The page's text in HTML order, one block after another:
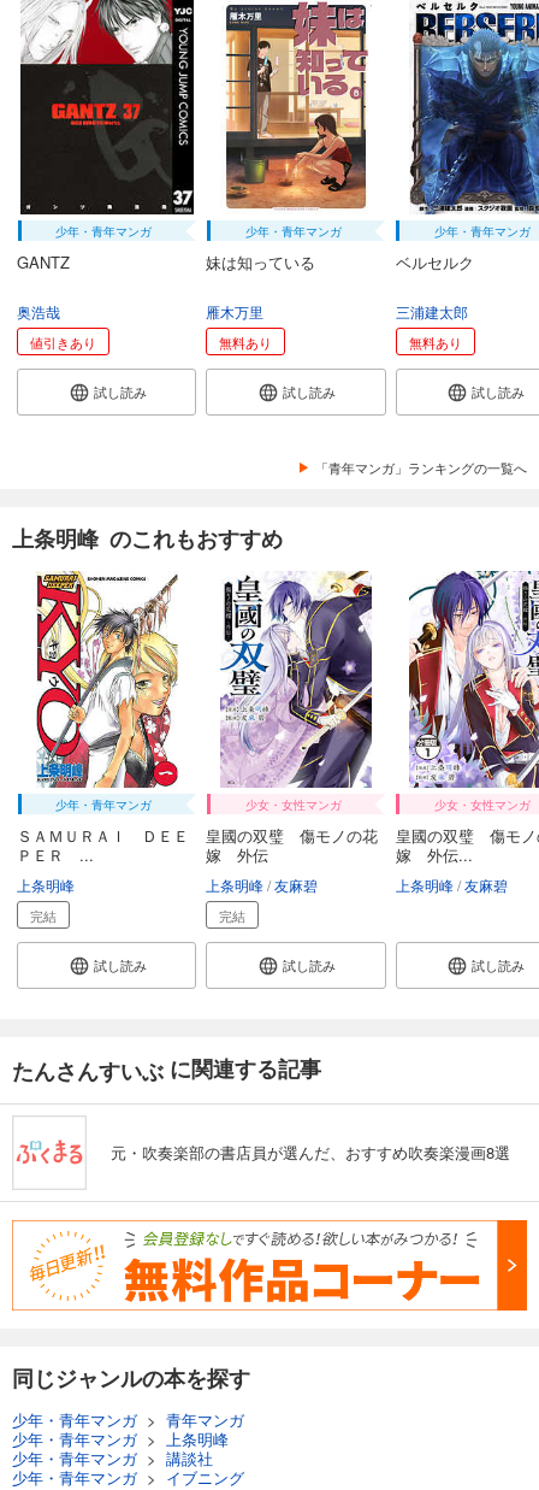
少年・青年マンガ
GANTZ
奥浩哉
値引きあり
試し読み
少年・青年マンガ
妹は知っている
雁木万里
無料あり
試し読み
少年・青年マンガ
ベルセルク
三浦建太郎
無料あり
試し読み
「青年マンガ」ランキングの一覧へ
上条明峰 のこれもおすすめ
少年・青年マンガ
ＳＡＭＵＲＡＩ ＤＥＥ
ＰＥＲ ...
上条明峰
完結
試し読み
少女・女性マンガ
皇國の双璧 傷モノの花
嫁 外伝
上条明峰 友麻碧
完結
試し読み
少女・女性マンガ
皇國の双璧 傷モノ
嫁 外伝...
上条明峰 友麻碧
試し読み
たんさんすいぶ に関連する記事
元・吹奏楽部の書店員が選んだ、おすすめ吹奏楽漫画8選
同じジャンルの本を探す
少年・青年マンガ> 青年マンガ
少年・青年マンガ>
上条明峰
少年・青年マンガ> 講談社
少年・青年マンガ> イブニング